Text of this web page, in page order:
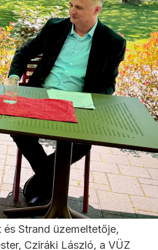
Strand üzemeltetője,
Cziráki László, a VÜZ